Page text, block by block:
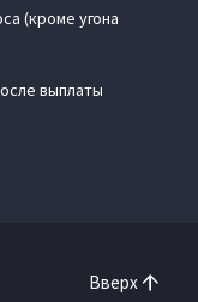
(кроме угона
выплаты
Вверх